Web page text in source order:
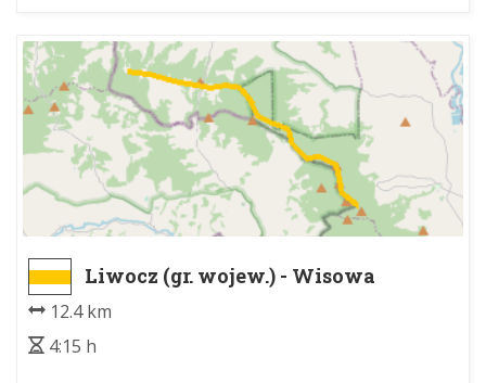
Liwocz (gr. wojew.) - Wisowa
Granica Województwa
12.4 km
4:15 h